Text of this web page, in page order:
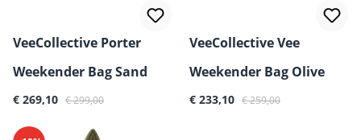
VeeCollective Porter
Weekender Bag Sand
Verkaufspreis:
€ 269,10 Regulärer Preis:
€ 299,00
VeeCollective Vee
Weekender Bag Olive
Verkaufspreis:
€ 233,10 Regulärer Preis:
€ 259,00